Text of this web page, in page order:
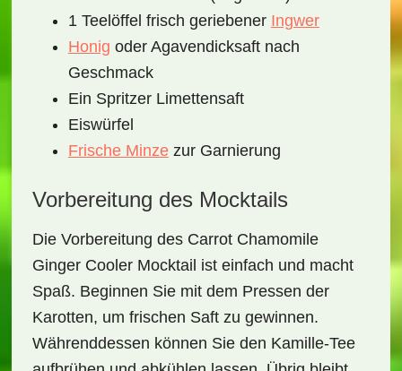
1 Teelöffel frisch geriebener Ingwer
Honig oder Agavendicksaft nach
Geschmack
Ein Spritzer Limettensaft
Eiswürfel
Frische Minzezur Garnierung
Vorbereitung des Mocktails
Die Vorbereitung des Carrot Chamomile
Ginger Cooler Mocktail ist einfach und macht
Spaß. Beginnen Sie mit dem Pressen der
Karotten, um frischen Saft zu gewinnen.
Währenddessen können Sie den Kamille-Tee